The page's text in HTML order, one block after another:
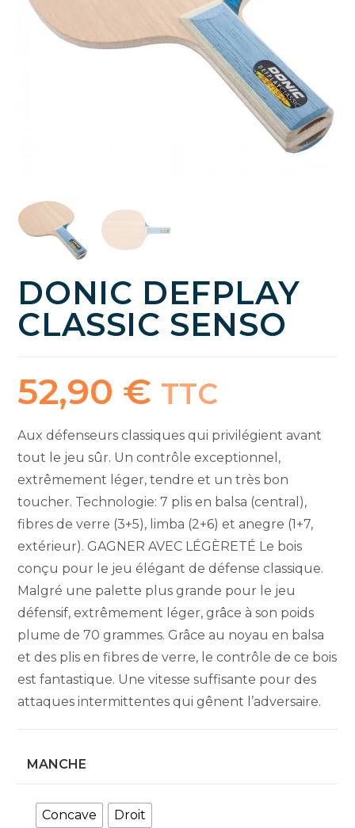
DONIC DEFPLAY
CLASSIC SENSO
52,90 € TTC
Aux défenseurs classiques qui privilégient avant
tout le jeu sûr. Un contrôle exceptionnel,
extrêmement léger, tendre et un très bon
toucher. Technologie: 7 plis en balsa (central),
fibres de verre (3+5), limba (2+6) et anegre (1+7,
extérieur). GAGNER AVEC LÉGÈRETÉ Le bois
conçu pour le jeu élégant de défense classique.
Malgré une palette plus grande pour le jeu
défensif, extrêmement léger, grâce à son poids
plume de 70 grammes. Grâce au noyau en balsa
et des plis en fibres de verre, le contrôle de ce bois
est fantastique. Une vitesse suffisante pour des
attaques intermittentes qui gênent l’adversaire.
MANCHE
Concave Droit